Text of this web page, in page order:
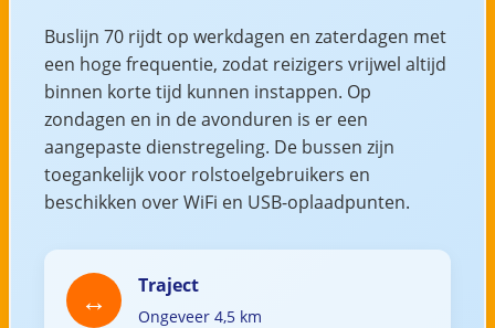
Buslijn 70 rijdt op werkdagen en zaterdagen met
een hoge frequentie, zodat reizigers vrijwel altijd
binnen korte tijd kunnen instappen. Op
zondagen en in de avonduren is er een
aangepaste dienstregeling. De bussen zijn
toegankelijk voor rolstoelgebruikers en
beschikken over WiFi en USB-oplaadpunten.
Traject
Ongeveer 4,5 km